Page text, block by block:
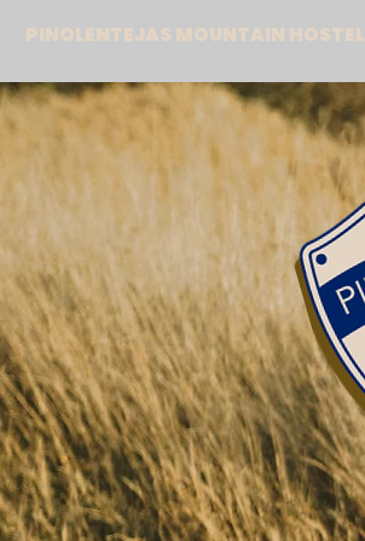
PINOLENTEJAS MOUNTAIN HOSTEL